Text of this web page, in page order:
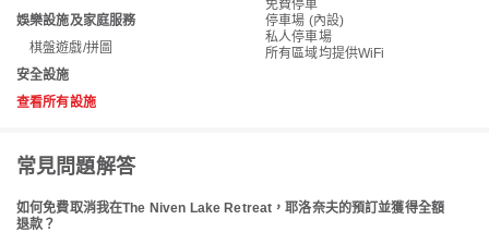
娛樂設施及家庭服務
棋盤遊戲/拼圖
安全設施
免費停車
停車場 (內設)
私人停車場
所有區域均提供WiFi
查看所有設施
常見問題解答
如何免費取消我在The Niven Lake Retreat，耶洛奈夫的預訂並獲得全額
退款？